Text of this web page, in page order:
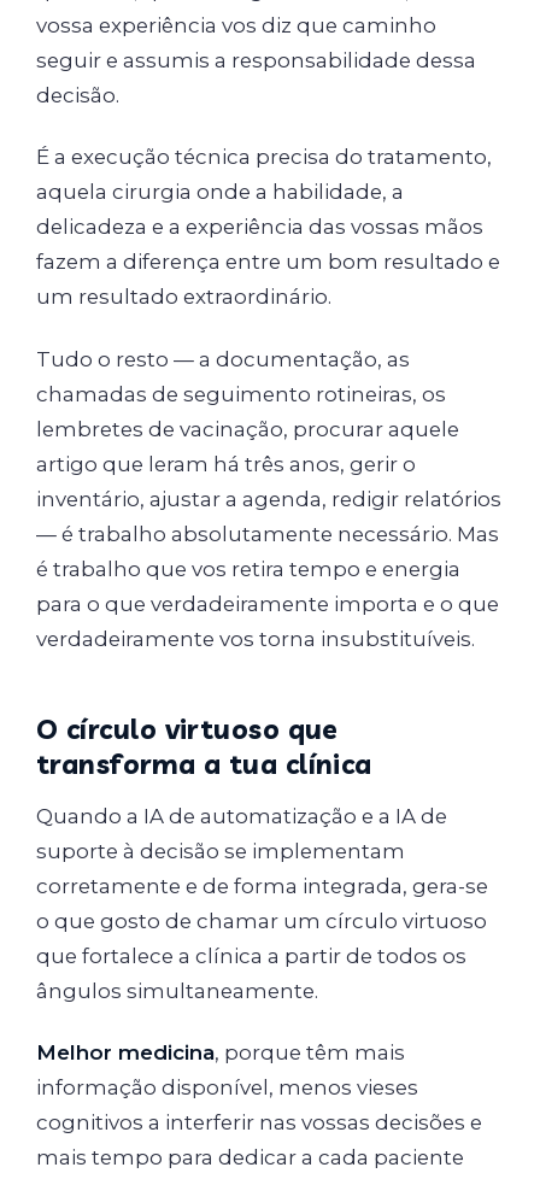
vossa experiência vos diz que caminho
seguir e assumis a responsabilidade dessa
decisão.
É a execução técnica precisa do tratamento,
aquela cirurgia onde a habilidade, a
delicadeza e a experiência das vossas mãos
fazem a diferença entre um bom resultado e
um resultado extraordinário.
Tudo o resto — a documentação, as
chamadas de seguimento rotineiras, os
lembretes de vacinação, procurar aquele
artigo que leram há três anos, gerir o
inventário, ajustar a agenda, redigir relatórios
— é trabalho absolutamente necessário. Mas
é trabalho que vos retira tempo e energia
para o que verdadeiramente importa e o que
verdadeiramente vos torna insubstituíveis.
O círculo virtuoso que
transforma a tua clínica
Quando a IA de automatização e a IA de
suporte à decisão se implementam
corretamente e de forma integrada, gera-se
o que gosto de chamar um círculo virtuoso
que fortalece a clínica a partir de todos os
ângulos simultaneamente.
Melhor medicina, porque têm mais
informação disponível, menos vieses
cognitivos a interferir nas vossas decisões e
mais tempo para dedicar a cada paciente